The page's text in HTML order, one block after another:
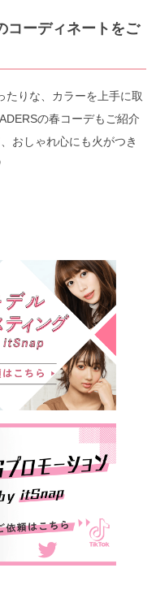
コーディネートをご
たりな、カラーを上手に取
の春コーデもご紹介
おしゃれ心にも火がつき